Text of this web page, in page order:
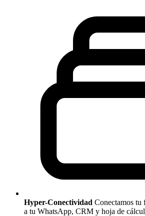
Hyper-Conectividad Conectamos
a tu WhatsApp, CRM y hoja de